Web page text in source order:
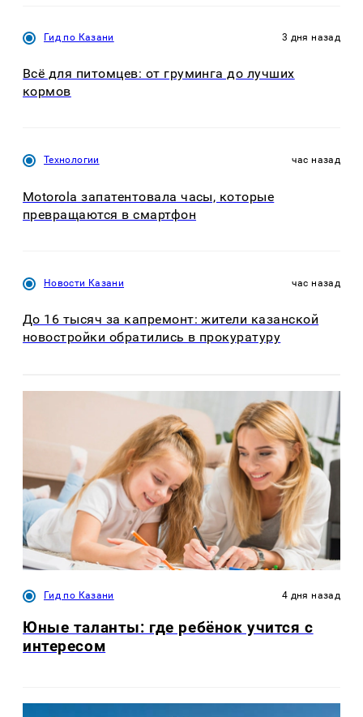
Гид по Казани 3 дня назад
Всё для питомцев: от груминга до лучших
кормов
Технологии час назад
Motorola запатентовала часы, которые
превращаются в смартфон
Новости Казани час назад
До 16 тысяч за капремонт: жители казанской
новостройки обратились в прокуратуру
Гид по Казани 4 дня назад
Юные таланты: где ребёнок учится с
интересом